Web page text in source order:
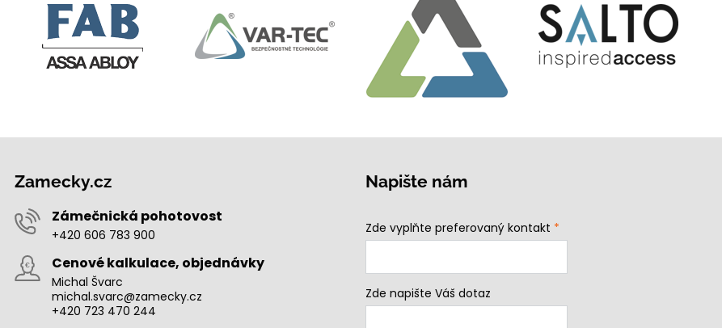
Zamecky.cz
Zámečnická pohotovost
+420 606 783 900
Cenové kalkulace, objednávky
Michal Švarc
michal.svarc@zamecky.cz
+420 723 470 244
Napište nám
Zde vyplňte preferovaný kontakt *
Zde napište Váš dotaz